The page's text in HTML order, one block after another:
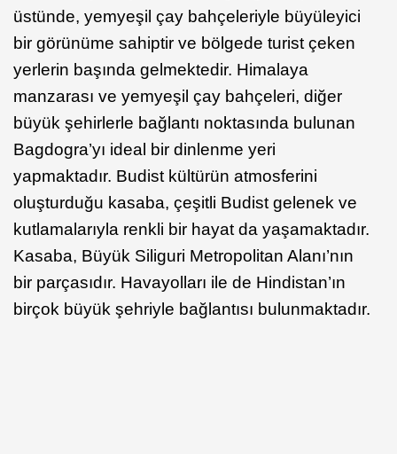
üstünde, yemyeşil çay bahçeleriyle büyüleyici
bir görünüme sahiptir ve bölgede turist çeken
yerlerin başında gelmektedir. Himalaya
manzarası ve yemyeşil çay bahçeleri, diğer
büyük şehirlerle bağlantı noktasında bulunan
Bagdogra’yı ideal bir dinlenme yeri
yapmaktadır. Budist kültürün atmosferini
oluşturduğu kasaba, çeşitli Budist gelenek ve
kutlamalarıyla renkli bir hayat da yaşamaktadır.
Kasaba, Büyük Siliguri Metropolitan Alanı’nın
bir parçasıdır. Havayolları ile de Hindistan’ın
birçok büyük şehriyle bağlantısı bulunmaktadır.